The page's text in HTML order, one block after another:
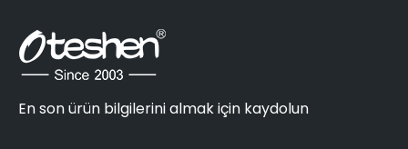
En son ürün bilgilerini almak için kaydolun